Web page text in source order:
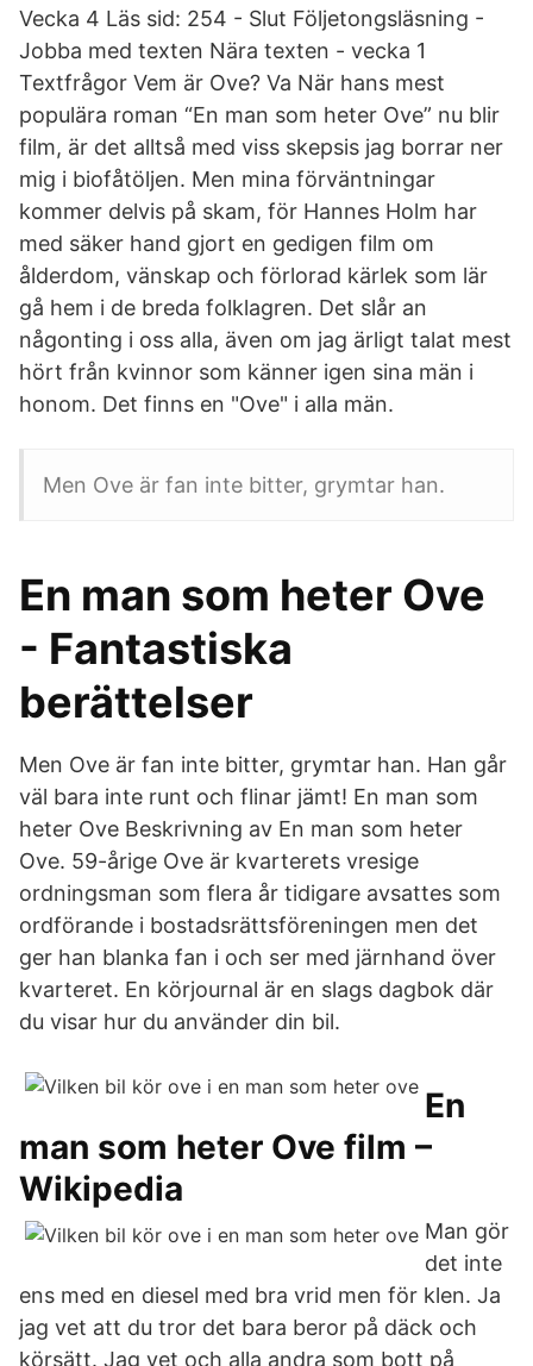
Vecka 4 Läs sid: 254 - Slut Följetongsläsning -
Jobba med texten Nära texten - vecka 1
Textfrågor Vem är Ove? Va När hans mest
populära roman “En man som heter Ove” nu blir
film, är det alltså med viss skepsis jag borrar ner
mig i biofåtöljen. Men mina förväntningar
kommer delvis på skam, för Hannes Holm har
med säker hand gjort en gedigen film om
ålderdom, vänskap och förlorad kärlek som lär
gå hem i de breda folklagren. Det slår an
någonting i oss alla, även om jag ärligt talat mest
hört från kvinnor som känner igen sina män i
honom. Det finns en "Ove" i alla män.
Men Ove är fan inte bitter, grymtar han.
En man som heter Ove
- Fantastiska
berättelser
Men Ove är fan inte bitter, grymtar han. Han går
väl bara inte runt och flinar jämt! En man som
heter Ove Beskrivning av En man som heter
Ove. 59-årige Ove är kvarterets vresige
ordningsman som flera år tidigare avsattes som
ordförande i bostadsrättsföreningen men det
ger han blanka fan i och ser med järnhand över
kvarteret. En körjournal är en slags dagbok där
du visar hur du använder din bil.
En
man som heter Ove film –
Wikipedia
Man gör
det inte
ens med en diesel med bra vrid men för klen. Ja
jag vet att du tror det bara beror på däck och
körsätt. Jag vet och alla andra som bott på